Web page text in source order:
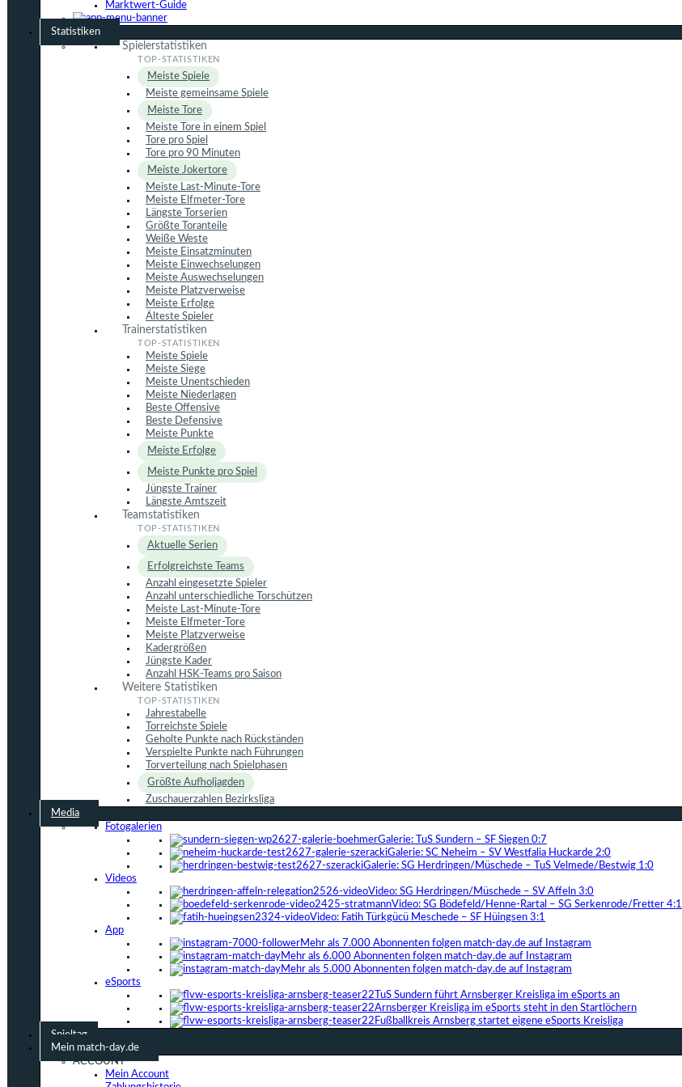
Marktwert-Guide
Statistiken
Spielerstatistiken
Meiste Spiele
Meiste gemeinsame Spiele
Meiste Tore
Meiste Tore in einem Spiel
Tore pro Spiel
Tore pro 90 Minuten
Meiste Jokertore
Meiste Last-Minute-Tore
Meiste Elfmeter-Tore
Längste Torserien
Größte Toranteile
Weiße Weste
Meiste Einsatzminuten
Meiste Einwechselungen
Meiste Auswechselungen
Meiste Platzverweise
Meiste Erfolge
Älteste Spieler
Trainerstatistiken
Meiste Spiele
Meiste Siege
Meiste Unentschieden
Meiste Niederlagen
Beste Offensive
Beste Defensive
Meiste Punkte
Meiste Erfolge
Meiste Punkte pro Spiel
Jüngste Trainer
Längste Amtszeit
Teamstatistiken
Aktuelle Serien
Erfolgreichste Teams
Anzahl eingesetzte Spieler
Anzahl unterschiedliche Torschützen
Meiste Last-Minute-Tore
Meiste Elfmeter-Tore
Meiste Platzverweise
Kadergrößen
Jüngste Kader
Anzahl HSK-Teams pro Saison
Weitere Statistiken
Jahrestabelle
Torreichste Spiele
Geholte Punkte nach Rückständen
Verspielte Punkte nach Führungen
Torverteilung nach Spielphasen
Größte Aufholjagden
Zuschauerzahlen Bezirksliga
Media
Fotogalerien
Galerie: TuS Sundern – SF Siegen 0:7
Galerie: SC Neheim – SV Westfalia Huckarde 2:0
Galerie: SG Herdringen/Müschede – TuS Velmede/Bestwig 1:0
Videos
Video: SG Herdringen/Müschede – SV Affeln 3:0
Video: SG Bödefeld/Henne-Rartal – SG Serkenrode/Fretter 4:1
Video: Fatih Türkgücü Meschede – SF Hüingsen 3:1
App
Mehr als 7.000 Abonnenten folgen match-day.de auf Instagram
Mehr als 6.000 Abonnenten folgen match-day.de auf Instagram
Mehr als 5.000 Abonnenten folgen match-day.de auf Instagram
eSports
TuS Sundern führt Arnsberger Kreisliga im eSports an
Arnsberger Kreisliga im eSports steht in den Startlöchern
Fußballkreis Arnsberg startet eigene eSports Kreisliga
Spieltag
Mein match-day.de
ACCOUNT
Mein Account